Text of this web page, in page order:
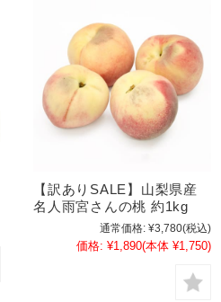
【訳ありSALE】山梨県産
名人雨宮さんの桃 約1kg
通常価格: ¥3,780(税込)
価格: ¥1,890(本体 ¥1,750)